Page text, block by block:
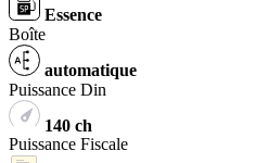
Essence
Boîte
automatique
Puissance Din
140 ch
Puissance Fiscale